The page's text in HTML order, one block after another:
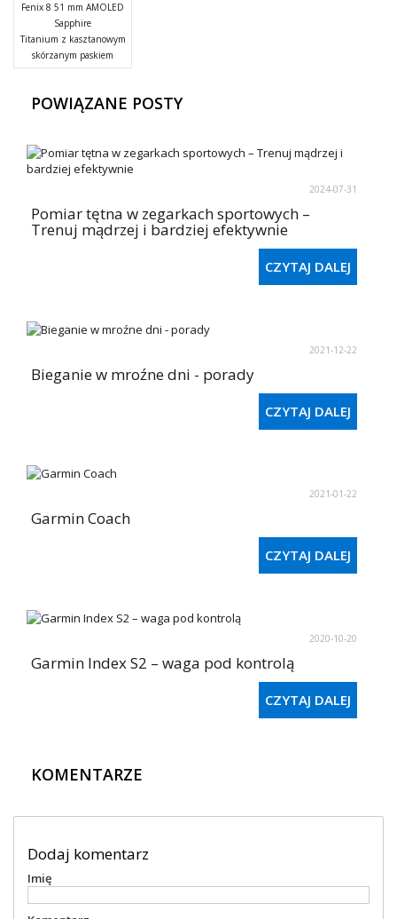
Fenix 8 51 mm AMOLED
Sapphire
Titanium z kasztanowym
skórzanym paskiem
POWIĄZANE POSTY
2024-07-31
Pomiar tętna w zegarkach sportowych –
Trenuj mądrzej i bardziej efektywnie
CZYTAJ DALEJ
2021-12-22
Bieganie w mroźne dni - porady
CZYTAJ DALEJ
2021-01-22
Garmin Coach
CZYTAJ DALEJ
2020-10-20
Garmin Index S2 – waga pod kontrolą
CZYTAJ DALEJ
KOMENTARZE
Dodaj komentarz
Imię